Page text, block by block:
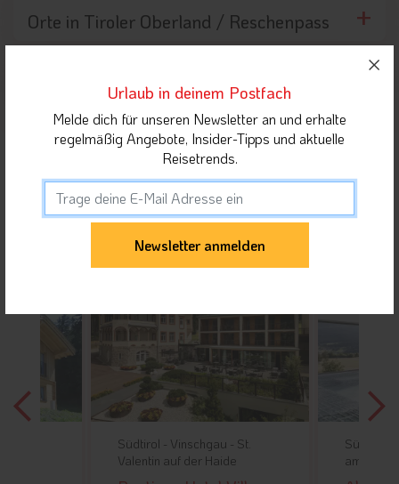
Orte in Tiroler Oberland / Reschenpass
Unterkunft teilen
Gäste dieser Unterkunft haben sich auch für
folgende Unterkünfte interessiert
Südtirol - Vinschgau - St.
Valentin auf der Haide
Südtirol -
am
Urlaub in deinem Postfach
Melde dich für unseren Newsletter an und erhalte
regelmäßig Angebote, Insider-Tipps und aktuelle
Reisetrends.